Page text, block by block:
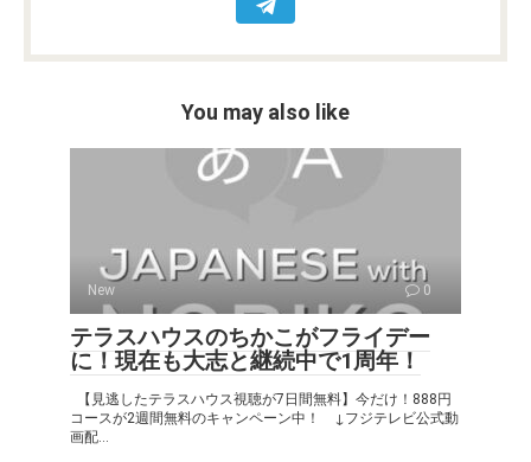
You may also like
New 0
テラスハウスのちかこがフライデー
に！現在も大志と継続中で1周年！
【見逃したテラスハウス視聴が7日間無料】今だけ！888円
コースが2週間無料のキャンペーン中！ ↓フジテレビ公式動
画配...